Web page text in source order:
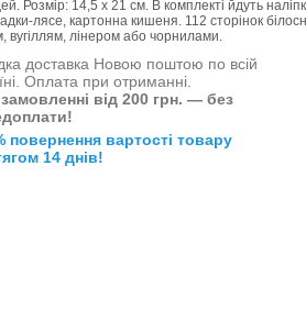
Розмір: 14,5 х 21 см. В комплекті йдуть
лясе, картонна кишеня. 112 сторінок
вугіллям, лінером або чорнилами.
доставка Новою поштою по всій
Оплата при отриманні.
від 200 грн. — без
повернення вартості товару
14 днів!